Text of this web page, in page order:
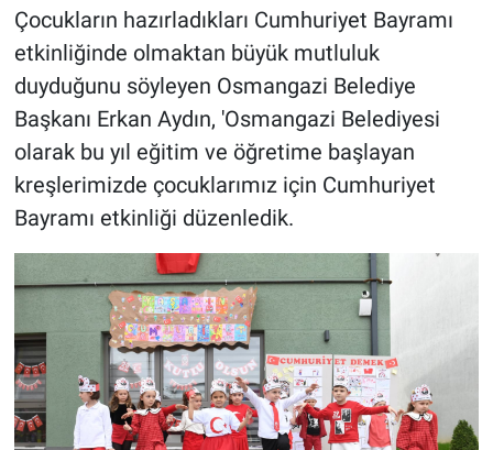
Çocukların hazırladıkları Cumhuriyet Bayramı
etkinliğinde olmaktan büyük mutluluk
duyduğunu söyleyen Osmangazi Belediye
Başkanı Erkan Aydın, 'Osmangazi Belediyesi
olarak bu yıl eğitim ve öğretime başlayan
kreşlerimizde çocuklarımız için Cumhuriyet
Bayramı etkinliği düzenledik.